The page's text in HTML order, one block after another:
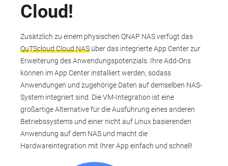
Cloud!
Zusätzlich zu einem physischen QNAP NAS verfügt das
QuTScloud Cloud NAS über das integrierte App Center zur
Erweiterung des Anwendungspotenzials. Ihre Add-Ons
können im App Center installiert werden, sodass
Anwendungen und zugehörige Daten auf demselben NAS-
System integriert sind. Die VM-Integration ist eine
großartige Alternative für die Ausführung eines anderen
Betriebssystems und einer nicht auf Linux basierenden
Anwendung auf dem NAS und macht die
Hardwareintegration mit Ihrer App einfach und schnell!